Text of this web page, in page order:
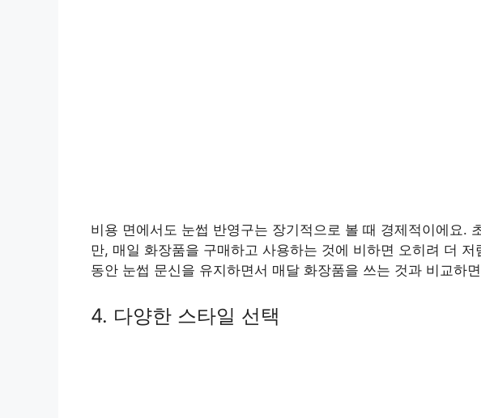
비용 면에서도 눈썹 반영구는 장기적으로 볼 때 경제적이에요.
만, 매일 화장품을 구매하고 사용하는 것에 비하면 오히려 더
동안 눈썹 문신을 유지하면서 매달 화장품을 쓰는 것과 비교하
4. 다양한 스타일 선택